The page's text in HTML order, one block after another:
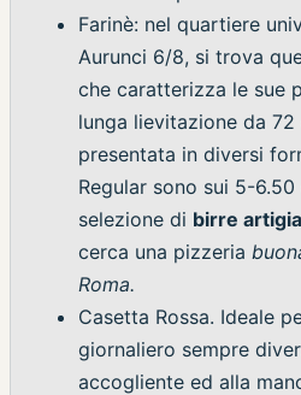
Farinè: nel quartiere
Aurunci 6/8, si trova
che caratterizza le sue
lunga lievitazione da 72
presentata in diversi
Regular sono sui 5-6.50
selezione di birre
cerca una pizzeria
Roma.
Casetta Rossa. Ideale
giornaliero sempre
accogliente ed alla